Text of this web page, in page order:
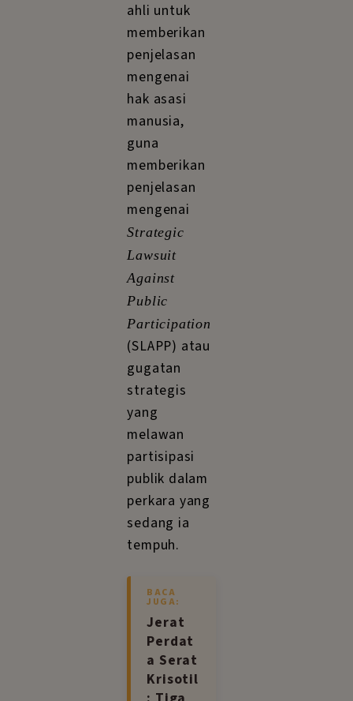
ahli untuk
memberikan
penjelasan
mengenai
hak asasi
manusia,
guna
memberikan
penjelasan
mengenai
Strategic
Lawsuit
Against
Public
Participation
(SLAPP) atau
gugatan
strategis
yang
melawan
partisipasi
publik dalam
perkara yang
sedang ia
tempuh.
BACA
JUGA:
Jerat
Perdat
a Serat
Krisotil